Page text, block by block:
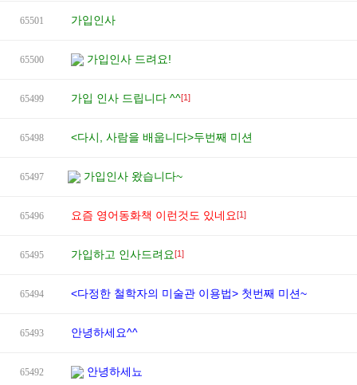
65501 가입인사
65500 가입인사 드려요!
65499 가입 인사 드립니다 ^^[1]
65498 <다시, 사람을 배웁니다>두번째 미션
65497 가입인사 왔습니다~
65496 요즘 영어동화책 이런것도 있네요[1]
65495 가입하고 인사드려요[1]
65494 <다정한 철학자의 미술관 이용법> 첫번째 미션~
65493 안녕하세요^^
65492 안녕하세뇨